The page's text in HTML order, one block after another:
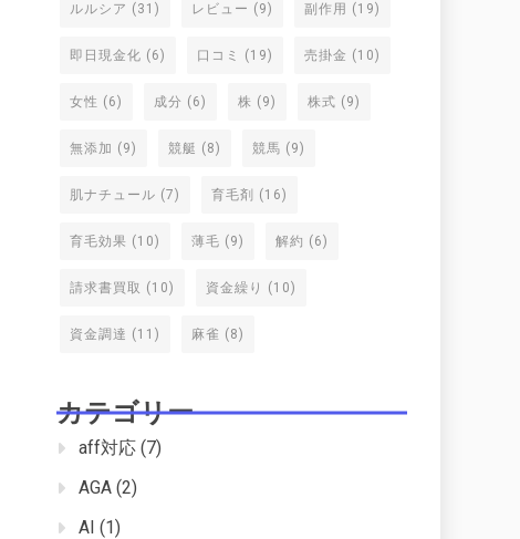
ルルシア (31) レビュー (9) 副作用 (19)
即日現金化 (6) 口コミ (19) 売掛金 (10)
女性 (6) 成分 (6) 株 (9) 株式 (9)
無添加 (9) 競艇 (8) 競馬 (9)
肌ナチュール (7) 育毛剤 (16)
育毛効果 (10) 薄毛 (9) 解約 (6)
請求書買取 (10) 資金繰り (10)
資金調達 (11) 麻雀 (8)
カテゴリー
aff対応 (7)
AGA (2)
AI (1)